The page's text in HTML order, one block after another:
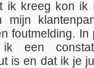
ik kreeg kon ik
foutmelding. In
ik een
is en dat ik je